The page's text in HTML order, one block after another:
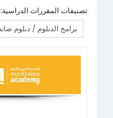
تصنيفات المقررات الدراسية: